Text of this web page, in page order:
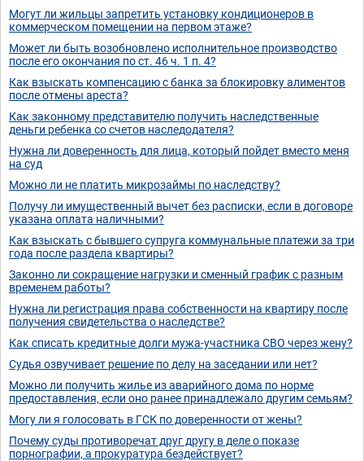
Могут ли жильцы запретить установку кондиционеров в
коммерческом помещении на первом этаже?
Может ли быть возобновлено исполнительное производство
после его окончания по ст. 46 ч. 1 п. 4?
Как взыскать компенсацию с банка за блокировку алиментов
после отмены ареста?
Как законному представителю получить наследственные
деньги ребенка со счетов наследодателя?
Нужна ли доверенность для лица, который пойдет вместо меня
на суд
Можно ли не платить микрозаймы по наследству?
Получу ли имущественный вычет без расписки, если в договоре
указана оплата наличными?
Как взыскать с бывшего супруга коммунальные платежи за три
года после раздела квартиры?
Законно ли сокращение нагрузки и сменный график с разным
временем работы?
Нужна ли регистрация права собственности на квартиру после
получения свидетельства о наследстве?
Как списать кредитные долги мужа-участника СВО через жену?
Судья озвучивает решение по делу на заседании или нет?
Можно ли получить жилье из аварийного дома по норме
предоставления, если оно ранее принадлежало другим семьям?
Могу ли я голосовать в ГСК по доверенности от жены?
Почему суды противоречат друг другу в деле о показе
порнографии, а прокуратура бездействует?